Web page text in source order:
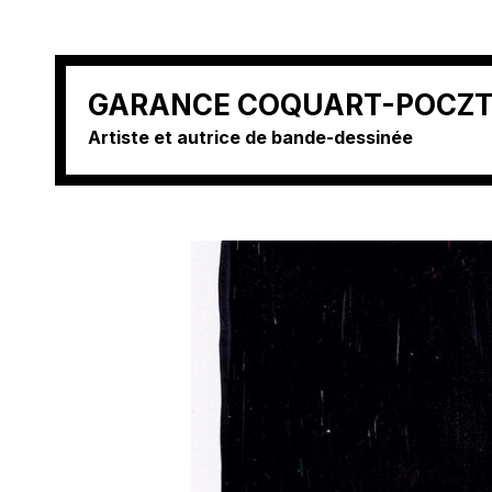
Aller
contenu
(Pressez
GARANCE COQUART-
Artiste et autrice de bande-dessinée